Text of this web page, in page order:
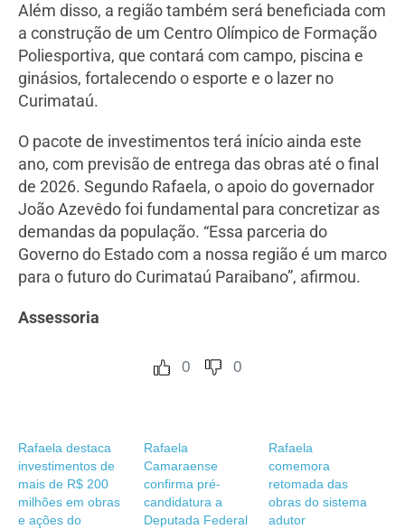
Além disso, a região também será beneficiada com
a construção de um Centro Olímpico de Formação
Poliesportiva, que contará com campo, piscina e
ginásios, fortalecendo o esporte e o lazer no
Curimataú.
O pacote de investimentos terá início ainda este
ano, com previsão de entrega das obras até o final
de 2026. Segundo Rafaela, o apoio do governador
João Azevêdo foi fundamental para concretizar as
demandas da população. “Essa parceria do
Governo do Estado com a nossa região é um marco
para o futuro do Curimataú Paraibano”, afirmou.
Assessoria
0 0
Rafaela destaca
investimentos de
mais de R$ 200
milhões em obras
e ações do
Rafaela
Camaraense
confirma pré-
candidatura a
Deputada Federal
Rafaela
comemora
retomada das
obras do sistema
adutor